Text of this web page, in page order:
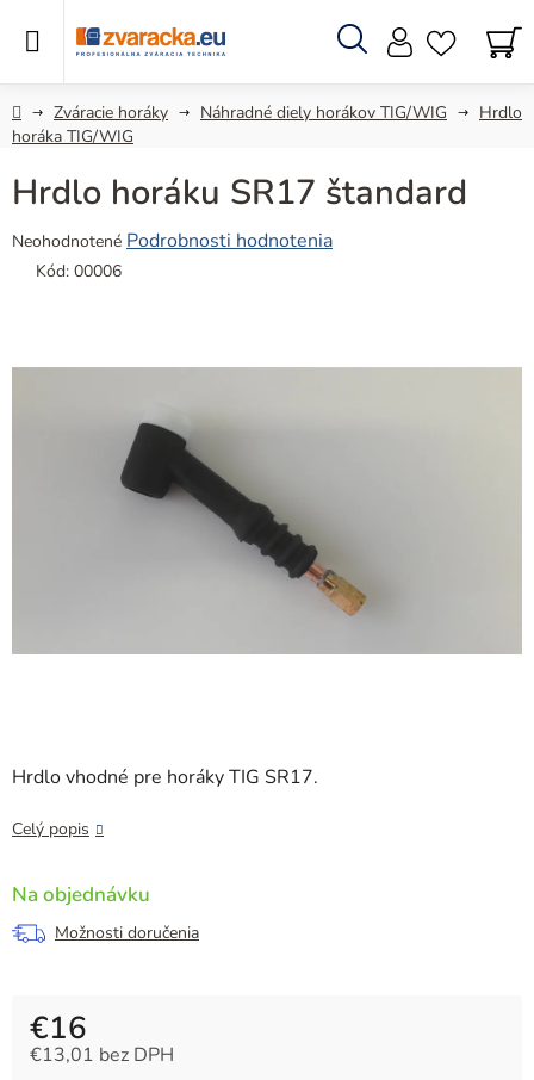
Hľadať
DomovZváracie horáky Náhradné diely horákov TIG/WIG
Hrdlo
horáka TIG/WIG
Hrdlo vhodné pre horáky TIG SR17.
Celý popis
Na objednávku
Možnosti doručenia
€16
€13,01 bez DPH
Hrdlo horáku SR17 štandard
Priemerné
hodnotenie
z
Neohodnotené Podrobnosti hodnotenia
Kód: 00006